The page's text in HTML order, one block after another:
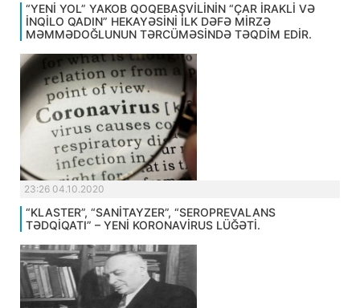
“YENİ YOL” YAKOB QOQEBAŞVİLİNİN “ÇAR İRAKLİ VƏ
İNQİLO QADIN” HEKAYƏSİNİ İLK DƏFƏ MİRZƏ
MƏMMƏDOĞLUNUN TƏRCÜMƏSİNDƏ TƏQDİM EDİR.
23:26 04.10.2020
“KLASTER”, “SANİTAYZER”, “SEROPREVALANS
TƏDQİQATI” – YENİ KORONAVİRUS LÜĞƏTİ.